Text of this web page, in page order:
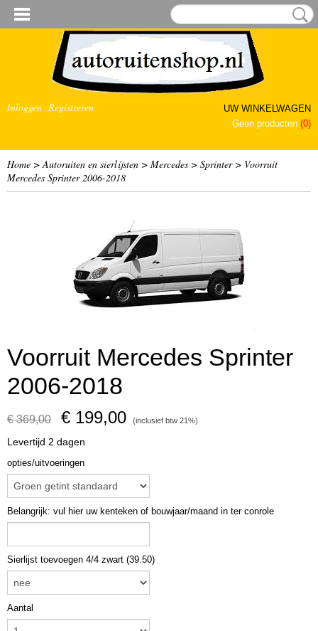
Inloggen Registreren
UW WINKELWAGEN
Geen producten (0)
Home >Autoruiten en sierlijsten > Mercedes > Sprinter> Voorruit
Mercedes Sprinter 2006-2018
Voorruit Mercedes Sprinter
2006-2018
€ 369,00 € 199,00 (inclusief btw 21%)
Levertijd 2 dagen
opties/uitvoeringen
Belangrijk: vul hier uw kenteken of bouwjaar/maand in ter conrole
Sierlijst toevoegen 4/4 zwart (39.50)
Aantal